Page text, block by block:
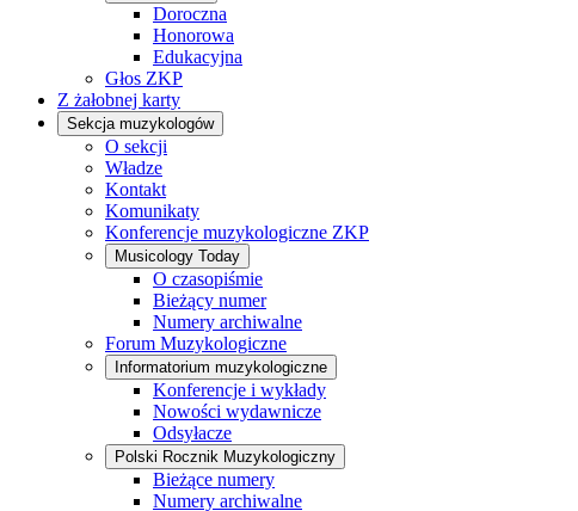
Doroczna
Honorowa
Edukacyjna
Głos ZKP
Z żałobnej karty
Sekcja muzykologów
O sekcji
Władze
Kontakt
Komunikaty
Konferencje muzykologiczne ZKP
Musicology Today
O czasopiśmie
Bieżący numer
Numery archiwalne
Forum Muzykologiczne
Informatorium muzykologiczne
Konferencje i wykłady
Nowości wydawnicze
Odsyłacze
Polski Rocznik Muzykologiczny
Bieżące numery
Numery archiwalne